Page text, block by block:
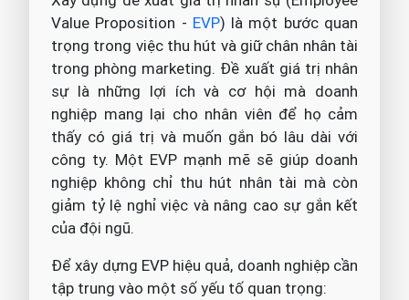
Value Proposition - EVP) là một bước quan
trọng trong việc thu hút và giữ chân nhân tài
trong phòng marketing. Đề xuất giá trị nhân
sự là những lợi ích và cơ hội mà doanh
nghiệp mang lại cho nhân viên để họ cảm
thấy có giá trị và muốn gắn bó lâu dài với
công ty. Một EVP mạnh mẽ sẽ giúp doanh
nghiệp không chỉ thu hút nhân tài mà còn
giảm tỷ lệ nghỉ việc và nâng cao sự gắn kết
của đội ngũ.
Để xây dựng EVP hiệu quả, doanh nghiệp cần
tập trung vào một số yếu tố quan trọng: